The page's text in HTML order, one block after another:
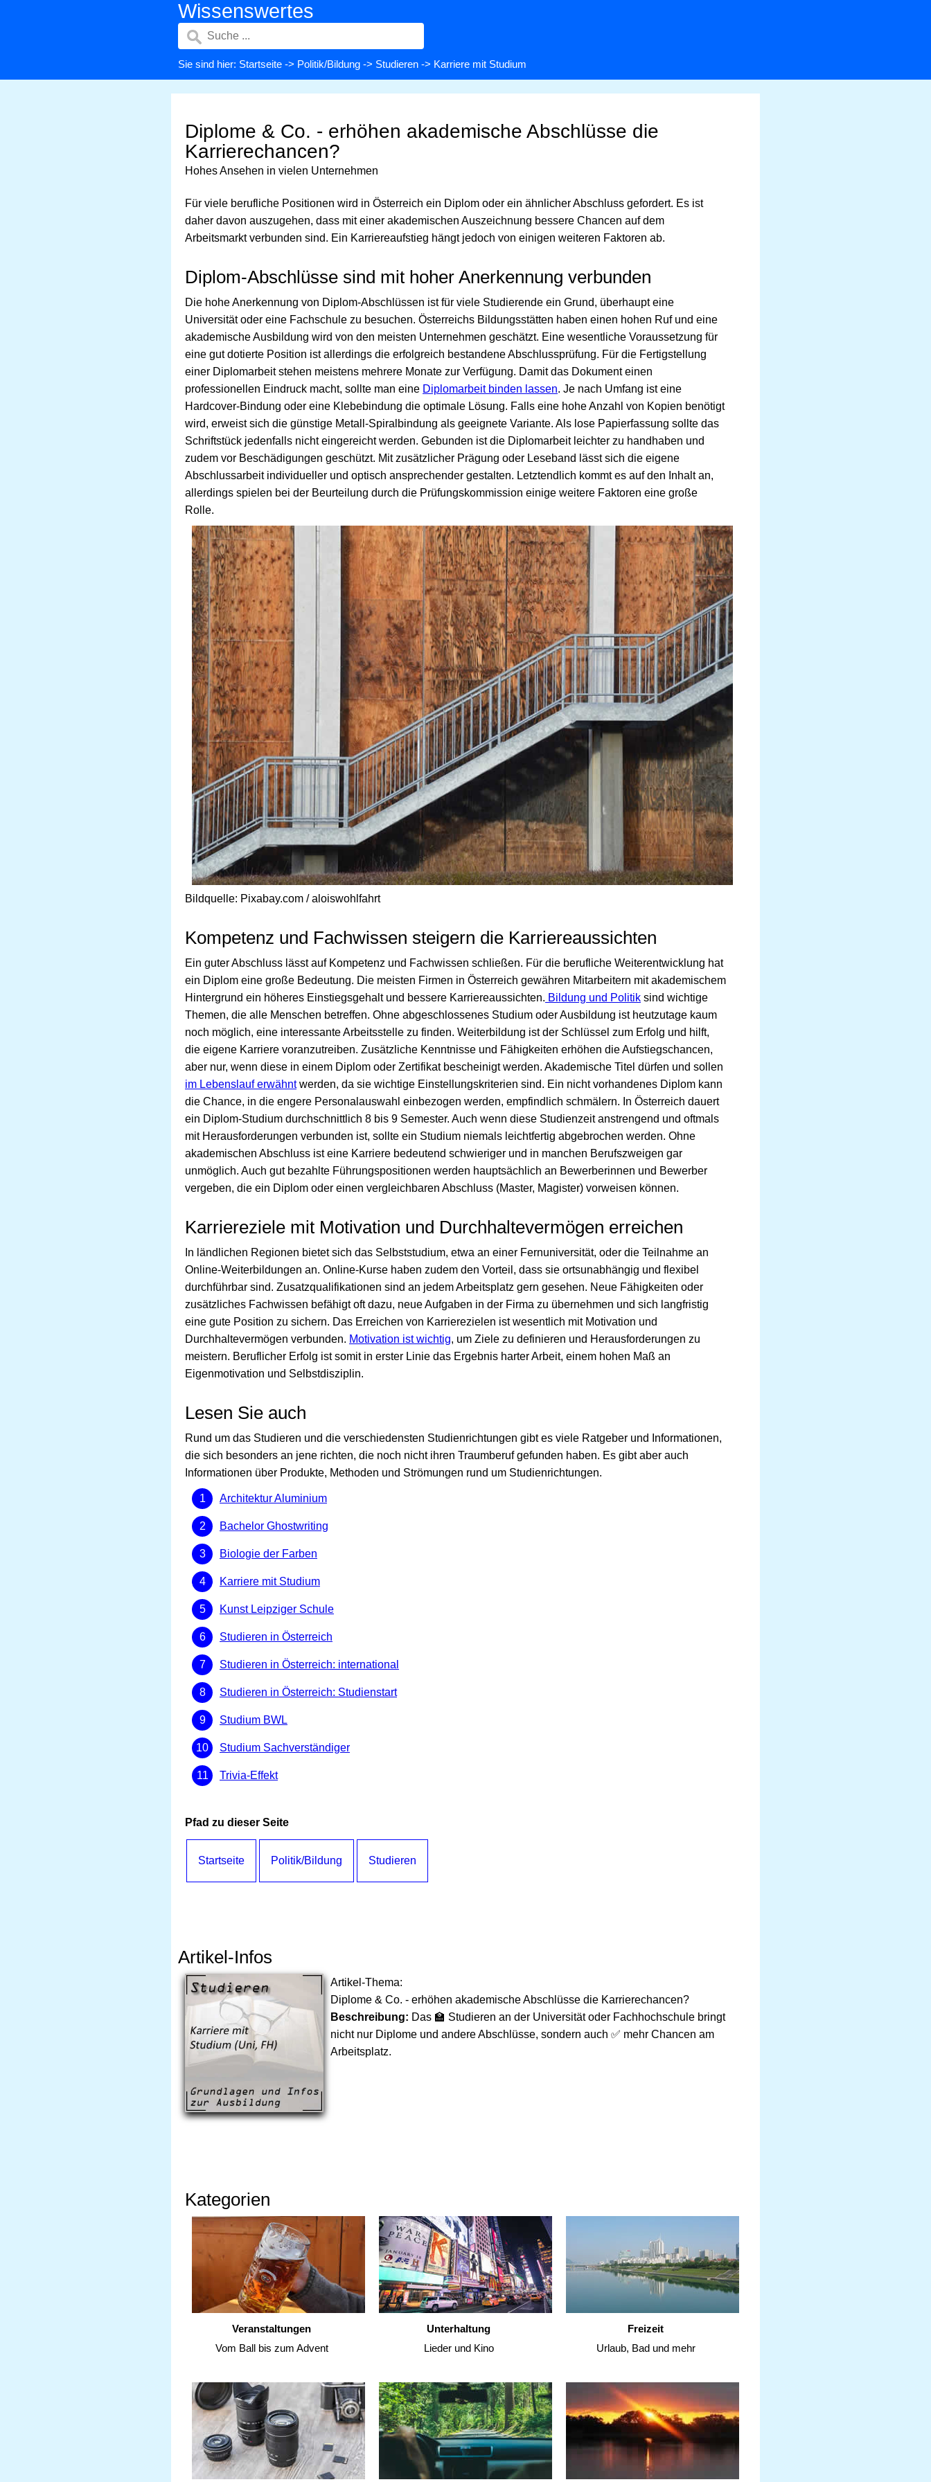
Wissenswertes
Sie sind hier: Startseite -> Politik/Bildung -> Studieren -> Karriere mit Studium
Diplome & Co. - erhöhen akademische Abschlüsse die
Karrierechancen?
Hohes Ansehen in vielen Unternehmen
Für viele berufliche Positionen wird in Österreich ein Diplom oder ein ähnlicher Abschluss gefordert. Es ist
daher davon auszugehen, dass mit einer akademischen Auszeichnung bessere Chancen auf dem
Arbeitsmarkt verbunden sind. Ein Karriereaufstieg hängt jedoch von einigen weiteren Faktoren ab.
Diplom-Abschlüsse sind mit hoher Anerkennung verbunden
Die hohe Anerkennung von Diplom-Abschlüssen ist für viele Studierende ein Grund, überhaupt eine
Universität oder eine Fachschule zu besuchen. Österreichs Bildungsstätten haben einen hohen Ruf und eine
akademische Ausbildung wird von den meisten Unternehmen geschätzt. Eine wesentliche Voraussetzung für
eine gut dotierte Position ist allerdings die erfolgreich bestandene Abschlussprüfung. Für die Fertigstellung
einer Diplomarbeit stehen meistens mehrere Monate zur Verfügung. Damit das Dokument einen
professionellen Eindruck macht, sollte man eine Diplomarbeit binden lassen. Je nach Umfang ist eine
Hardcover-Bindung oder eine Klebebindung die optimale Lösung. Falls eine hohe Anzahl von Kopien benötigt
wird, erweist sich die günstige Metall-Spiralbindung als geeignete Variante. Als lose Papierfassung sollte das
Schriftstück jedenfalls nicht eingereicht werden. Gebunden ist die Diplomarbeit leichter zu handhaben und
zudem vor Beschädigungen geschützt. Mit zusätzlicher Prägung oder Leseband lässt sich die eigene
Abschlussarbeit individueller und optisch ansprechender gestalten. Letztendlich kommt es auf den Inhalt an,
allerdings spielen bei der Beurteilung durch die Prüfungskommission einige weitere Faktoren eine große
Rolle.
Bildquelle: Pixabay.com / aloiswohlfahrt
Kompetenz und Fachwissen steigern die Karriereaussichten
Ein guter Abschluss lässt auf Kompetenz und Fachwissen schließen. Für die berufliche Weiterentwicklung hat
ein Diplom eine große Bedeutung. Die meisten Firmen in Österreich gewähren Mitarbeitern mit akademischem
Hintergrund ein höheres Einstiegsgehalt und bessere Karriereaussichten. Bildung und Politik sind wichtige
Themen, die alle Menschen betreffen. Ohne abgeschlossenes Studium oder Ausbildung ist heutzutage kaum
noch möglich, eine interessante Arbeitsstelle zu finden. Weiterbildung ist der Schlüssel zum Erfolg und hilft,
die eigene Karriere voranzutreiben. Zusätzliche Kenntnisse und Fähigkeiten erhöhen die Aufstiegschancen,
aber nur, wenn diese in einem Diplom oder Zertifikat bescheinigt werden. Akademische Titel dürfen und sollen
im Lebenslauf erwähntwerden, da sie wichtige Einstellungskriterien sind. Ein nicht vorhandenes Diplom kann
die Chance, in die engere Personalauswahl einbezogen werden, empfindlich schmälern. In Österreich dauert
ein Diplom-Studium durchschnittlich 8 bis 9 Semester. Auch wenn diese Studienzeit anstrengend und oftmals
mit Herausforderungen verbunden ist, sollte ein Studium niemals leichtfertig abgebrochen werden. Ohne
akademischen Abschluss ist eine Karriere bedeutend schwieriger und in manchen Berufszweigen gar
unmöglich. Auch gut bezahlte Führungspositionen werden hauptsächlich an Bewerberinnen und Bewerber
vergeben, die ein Diplom oder einen vergleichbaren Abschluss (Master, Magister) vorweisen können.
Karriereziele mit Motivation und Durchhaltevermögen erreichen
In ländlichen Regionen bietet sich das Selbststudium, etwa an einer Fernuniversität, oder die Teilnahme an
Online-Weiterbildungen an. Online-Kurse haben zudem den Vorteil, dass sie ortsunabhängig und flexibel
durchführbar sind. Zusatzqualifikationen sind an jedem Arbeitsplatz gern gesehen. Neue Fähigkeiten oder
zusätzliches Fachwissen befähigt oft dazu, neue Aufgaben in der Firma zu übernehmen und sich langfristig
eine gute Position zu sichern. Das Erreichen von Karrierezielen ist wesentlich mit Motivation und
Durchhaltevermögen verbunden. Motivation ist wichtig, um Ziele zu definieren und Herausforderungen zu
meistern. Beruflicher Erfolg ist somit in erster Linie das Ergebnis harter Arbeit, einem hohen Maß an
Eigenmotivation und Selbstdisziplin.
Lesen Sie auch
Rund um das Studieren und die verschiedensten Studienrichtungen gibt es viele Ratgeber und Informationen,
die sich besonders an jene richten, die noch nicht ihren Traumberuf gefunden haben. Es gibt aber auch
Informationen über Produkte, Methoden und Strömungen rund um Studienrichtungen.
Architektur Aluminium
Bachelor Ghostwriting
Biologie der Farben
Karriere mit Studium
Kunst Leipziger Schule
Studieren in Österreich
Studieren in Österreich: international
Studieren in Österreich: Studienstart
Studium BWL
Studium Sachverständiger
Trivia-Effekt
Pfad zu dieser Seite
Startseite Politik/Bildung Studieren
Artikel-Infos
Artikel-Thema:
Diplome & Co. - erhöhen akademische Abschlüsse die Karrierechancen?
Beschreibung: Das 🏫 Studieren an der Universität oder Fachhochschule bringt
nicht nur Diplome und andere Abschlüsse, sondern auch ✅ mehr Chancen am
Arbeitsplatz.
Kategorien
Veranstaltungen
Vom Ball bis zum Advent
Unterhaltung
Lieder und Kino
Freizeit
Urlaub, Bad und mehr